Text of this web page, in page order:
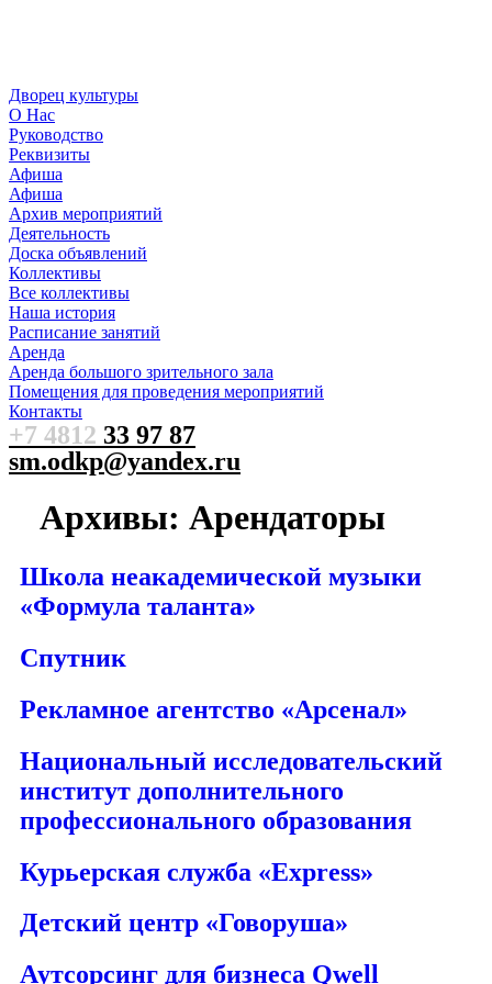
Дворец культуры
О Нас
Руководство
Реквизиты
Афиша
Афиша
Архив мероприятий
Деятельность
Доска объявлений
Коллективы
Все коллективы
Наша история
Расписание занятий
Аренда
Аренда большого зрительного зала
Помещения для проведения мероприятий
Контакты
+7 4812 33 97 87
sm.odkp@yandex.ru
Архивы: Арендаторы
Школа неакадемической музыки
«Формула таланта»
Спутник
Рекламное агентство «Арсенал»
Национальный исследовательский
институт дополнительного
профессионального образования
Курьерская служба «Express»
Детский центр «Говоруша»
Аутсорсинг для бизнеса Qwell